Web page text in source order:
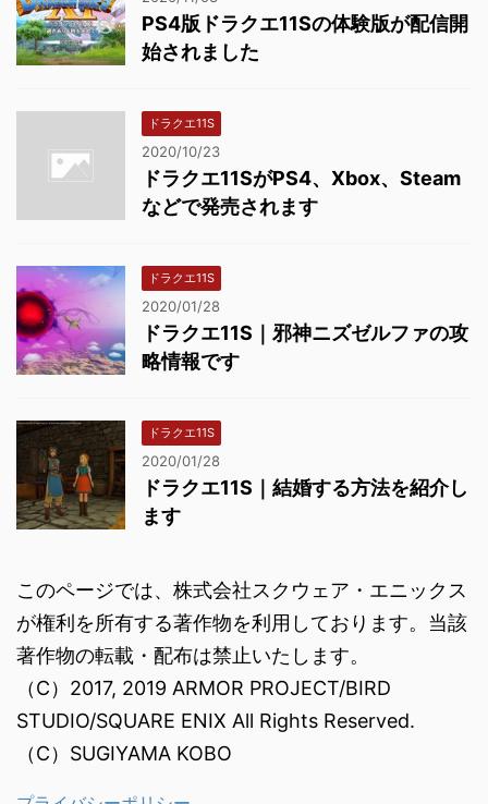
PS4版ドラクエ11Sの体験版が配信開
始されました
ドラクエ11S
2020/10/23
ドラクエ11SがPS4、Xbox、Steam
などで発売されます
ドラクエ11S
2020/01/28
ドラクエ11S｜邪神ニズゼルファの攻
略情報です
ドラクエ11S
2020/01/28
ドラクエ11S｜結婚する方法を紹介し
ます
このページでは、株式会社スクウェア・エニックス
が権利を所有する著作物を利用しております。当該
著作物の転載・配布は禁止いたします。
（C）2017, 2019 ARMOR PROJECT/BIRD
STUDIO/SQUARE ENIX All Rights Reserved.
（C）SUGIYAMA KOBO